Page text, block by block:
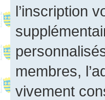
l’inscription
membres,
vivement